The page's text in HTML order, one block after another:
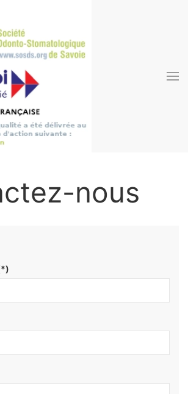
principal
nous